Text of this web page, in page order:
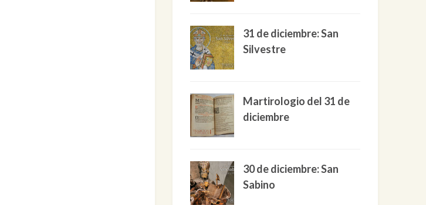
31 de diciembre: San
Silvestre
Martirologio del 31 de
diciembre
30 de diciembre: San
Sabino